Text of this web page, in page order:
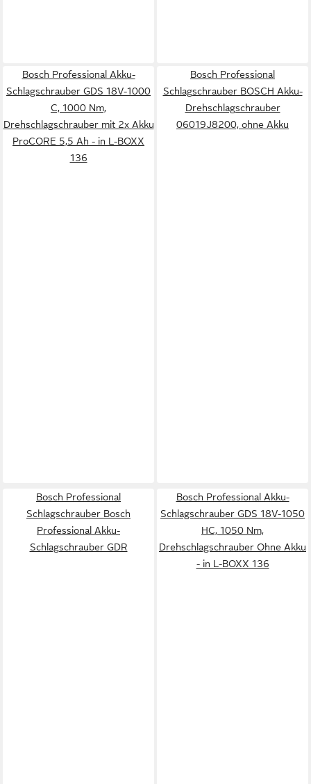
Bosch Professional Akku-
Schlagschrauber GDS 18V-1000
C, 1000 Nm,
Drehschlagschrauber mit 2x Akku
ProCORE 5,5 Ah - in L-BOXX
136
Bosch Professional
Schlagschrauber BOSCH Akku-
Drehschlagschrauber
06019J8200, ohne Akku
Bosch Professional
Schlagschrauber Bosch
Professional Akku-
Schlagschrauber GDR
Bosch Professional Akku-
Schlagschrauber GDS 18V-1050
HC, 1050 Nm,
Drehschlagschrauber Ohne Akku
- in L-BOXX 136